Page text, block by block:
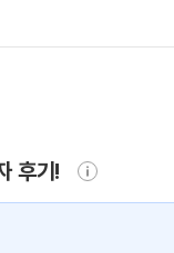
후기!